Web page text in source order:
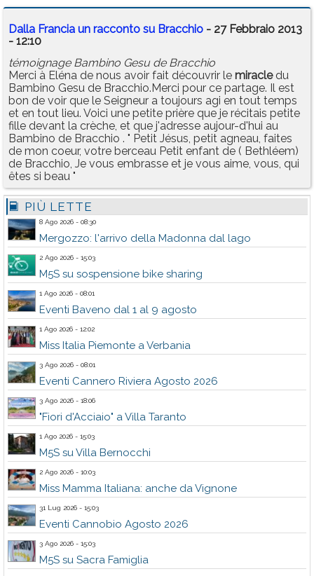
Dalla Francia un racconto su Bracchio - 27 Febbraio 2013
- 12:10
témoignage Bambino Gesu de Bracchio
Merci à Eléna de nous avoir fait découvrir le miracledu
Bambino Gesu de Bracchio.Merci pour ce partage. Il est
bon de voir que le Seigneur a toujours agi en tout temps
et en tout lieu. Voici une petite prière que je récitais petite
fille devant la crèche, et que j'adresse aujour-d'hui au
Bambino de Bracchio . " Petit Jésus, petit agneau, faites
de mon coeur, votre berceau Petit enfant de ( Bethléem)
de Bracchio, Je vous embrasse et je vous aime, vous, qui
êtes si beau "
PIÙ LETTE
8 Ago 2026 - 08:30
Mergozzo: l'arrivo della Madonna dal lago
2 Ago 2026 - 15:03
M5S su sospensione bike sharing
1 Ago 2026 - 08:01
Eventi Baveno dal 1 al 9 agosto
1 Ago 2026 - 12:02
Miss Italia Piemonte a Verbania
3 Ago 2026 - 08:01
Eventi Cannero Riviera Agosto 2026
3 Ago 2026 - 18:06
"Fiori d'Acciaio" a Villa Taranto
1 Ago 2026 - 15:03
M5S su Villa Bernocchi
2 Ago 2026 - 10:03
Miss Mamma Italiana: anche da Vignone
31 Lug 2026 - 15:03
Eventi Cannobio Agosto 2026
3 Ago 2026 - 15:03
M5S su Sacra Famiglia